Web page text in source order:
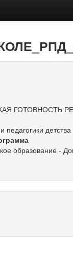
ГОТОВНОСТЬ
педагогики детства
образование -